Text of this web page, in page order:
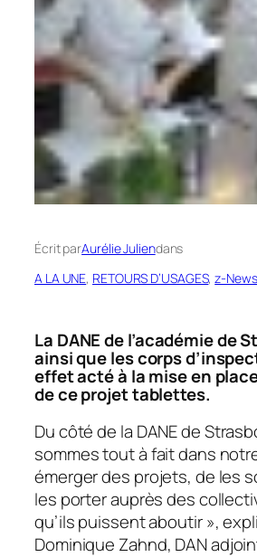
Écrit parAurélie Juliendans
A LA UNE, RETOURS D’USAGES, z-
La DANE de l’académie de
ainsi que les corps
effet acté à la mise en
de ce projet tablettes.
Du côté de la DANE de
sommes tout à fait dans
émerger des projets, de les
les porter auprès des
qu’ils puissent aboutir»,
Dominique Zahnd, DAN